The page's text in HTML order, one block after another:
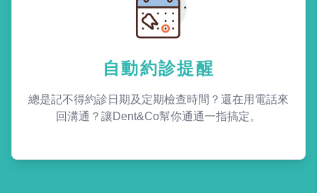
自動約診提醒
總是記不得約診日期及定期檢查時間？還在用電話來
回溝通？讓Dent&Co幫你通通一指搞定。